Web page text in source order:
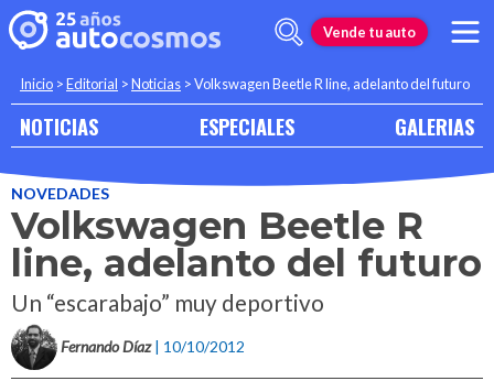
Vende tu auto
Inicio >Editorial >Noticias >Volkswagen Beetle R line, adelanto del futuro
NOTICIAS ESPECIALES GALERIAS
NOVEDADES
Volkswagen Beetle R
line, adelanto del futuro
Un “escarabajo” muy deportivo
Fernando Díaz | 10/10/2012